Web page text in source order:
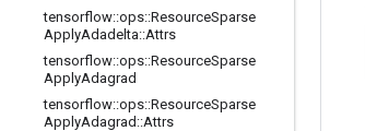
tensorflow::ops::ResourceSparse
ApplyAdadelta::Attrs
tensorflow::ops::ResourceSparse
ApplyAdagrad
tensorflow::ops::ResourceSparse
ApplyAdagrad ::Attrs